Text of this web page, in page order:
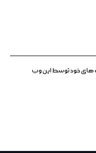
های خود توسط این وب